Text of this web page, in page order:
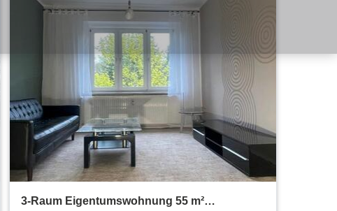
3-Raum Eigentumswohnung 55 m²